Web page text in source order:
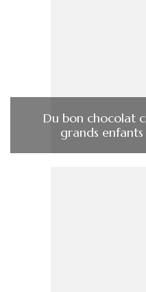
Du bon chocolat
grands